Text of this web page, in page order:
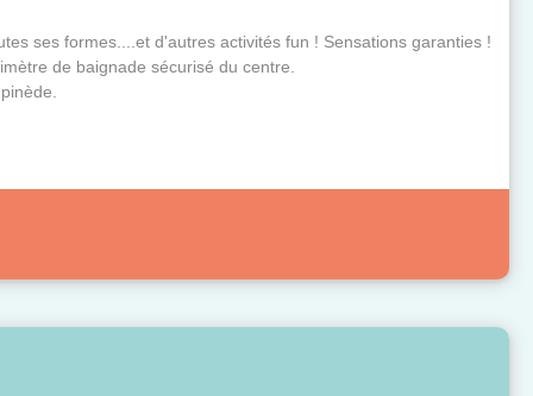
ses formes....et d'autres activités fun ! Sensations garanties !
de baignade sécurisé du centre.